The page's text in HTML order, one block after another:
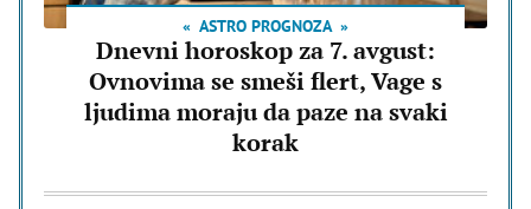
ASTRO PROGNOZA
Dnevni horoskop za 7. avgust:
Ovnovima se smeši flert, Vage s
ljudima moraju da paze na svaki
korak